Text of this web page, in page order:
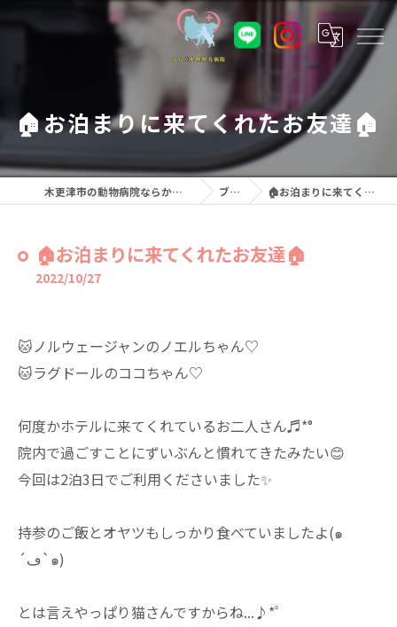
🏠お泊まりに来てくれたお友達🏠
木更津市の動物病院ならかねだ動物総合病院 ブログ 🏠お泊まりに来てくれたお友達🏠
🏠お泊まりに来てくれたお友達🏠
2022/10/27
🐱ノルウェージャンのノエルちゃん♡
🐱ラグドールのココちゃん♡
何度かホテルに来てくれているお二人さん♬*°
院内で過ごすことにずいぶんと慣れてきたみたい😊
今回は2泊3日でご利用くださいました✨
持参のご飯とオヤツもしっかり食べていましたよ(๑
´ڡ`๑)
とは言えやっぱり猫さんですからね...♪*ﾟ